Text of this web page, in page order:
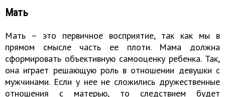
Мать
Мать – это первичное восприятие, так как мы в
прямом смысле часть ее плоти. Мама должна
сформировать объективную самооценку ребенка. Так,
она играет решающую роль в отношении девушки с
мужчинами. Если у нее не сложились дружественные
отношения с матерью, то следствием будет